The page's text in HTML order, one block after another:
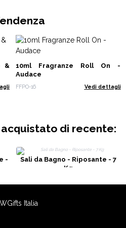
&
10ml Fragranze Roll On -
Audace
FFPO-16 Vedi dettagli
di recente:
-
Sali da Bagno - Riposante - 7
Kg